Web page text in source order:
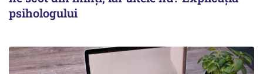
psihologului